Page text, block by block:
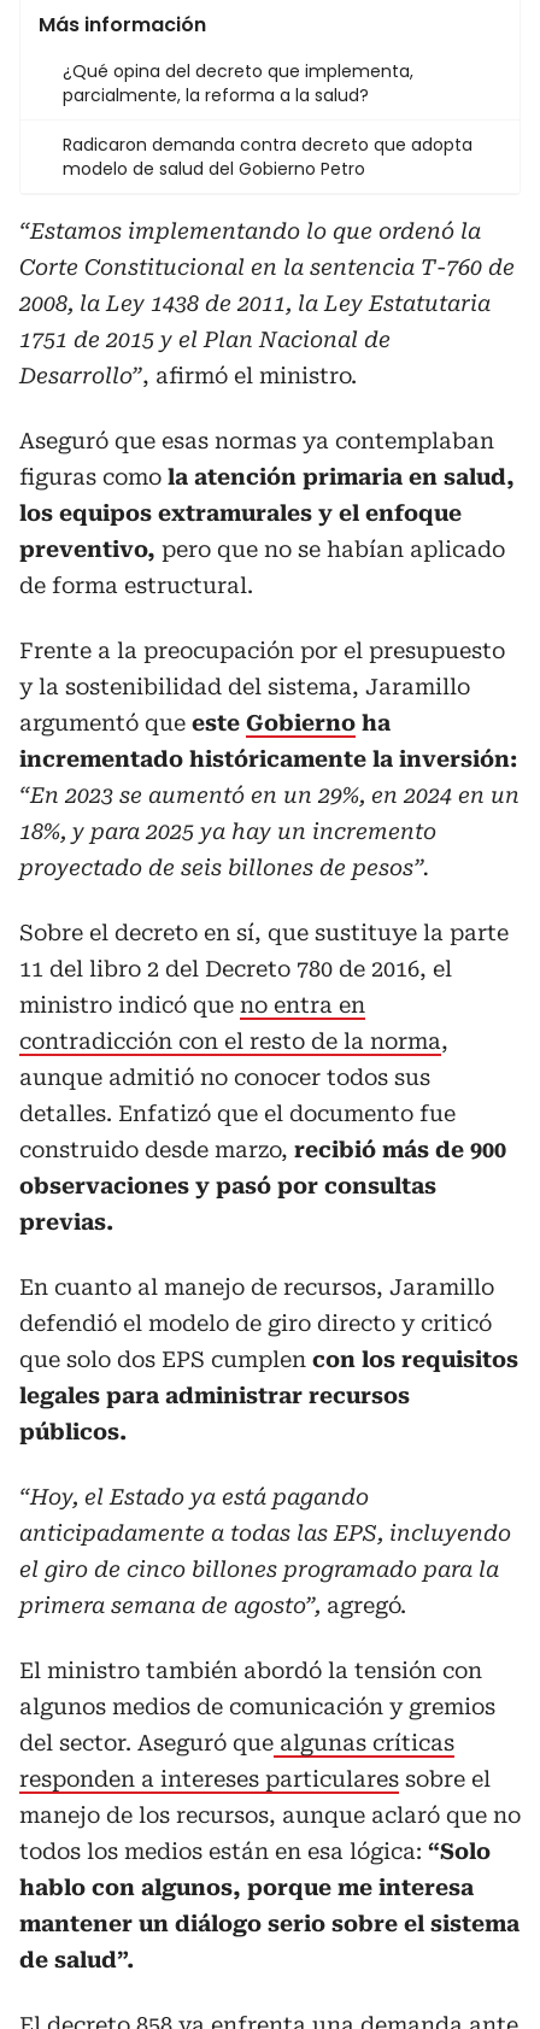
Más información
¿Qué opina del decreto que implementa,
parcialmente, la reforma a la salud?
Radicaron demanda contra decreto que adopta
modelo de salud del Gobierno Petro
“Estamos implementando lo que ordenó la
Corte Constitucional en la sentencia T-760 de
2008, la Ley 1438 de 2011, la Ley Estatutaria
1751 de 2015 y el Plan Nacional de
Desarrollo”, afirmó el ministro.
Aseguró que esas normas ya contemplaban
figuras como la atención primaria en salud,
los equipos extramurales y el enfoque
preventivo, pero que no se habían aplicado
de forma estructural.
Frente a la preocupación por el presupuesto
y la sostenibilidad del sistema, Jaramillo
argumentó que este Gobierno ha
incrementado históricamente la inversión:
“En 2023 se aumentó en un 29%, en 2024 en un
18%, y para 2025 ya hay un incremento
proyectado de seis billones de pesos”.
Sobre el decreto en sí, que sustituye la parte
11 del libro 2 del Decreto 780 de 2016, el
ministro indicó que no entra en
contradicción con el resto de la norma,
aunque admitió no conocer todos sus
detalles. Enfatizó que el documento fue
construido desde marzo, recibió más de 900
observaciones y pasó por consultas
previas.
En cuanto al manejo de recursos, Jaramillo
defendió el modelo de giro directo y criticó
que solo dos EPS cumplen con los requisitos
legales para administrar recursos
públicos.
“Hoy, el Estado ya está pagando
anticipadamente a todas las EPS, incluyendo
el giro de cinco billones programado para la
primera semana de agosto”, agregó.
El ministro también abordó la tensión con
algunos medios de comunicación y gremios
del sector. Aseguró que algunas críticas
responden a intereses particulares sobre el
manejo de los recursos, aunque aclaró que no
todos los medios están en esa lógica: “Solo
hablo con algunos, porque me interesa
mantener un diálogo serio sobre el sistema
de salud”.